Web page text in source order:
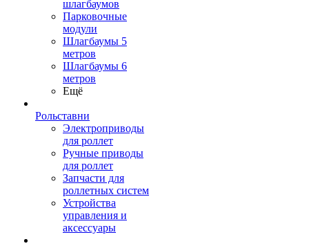
шлагбаумов
Парковочные
модули
Шлагбаумы 5
метров
Шлагбаумы 6
метров
Ещё
Рольставни
Электроприводы
для роллет
Ручные приводы
для роллет
Запчасти для
роллетных систем
Устройства
управления и
аксессуары